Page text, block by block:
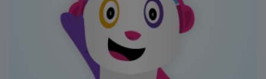
Pitchoun Rédac
Qui sommes-nous ?